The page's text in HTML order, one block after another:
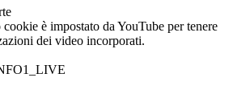
cookie è impostato da YouTube per tenere
dei video incorporati.